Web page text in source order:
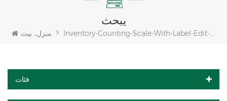
يبحث
منزل، بيت Inventory-Counting-Scale-With-Label-Edit-Print-Module
فئات